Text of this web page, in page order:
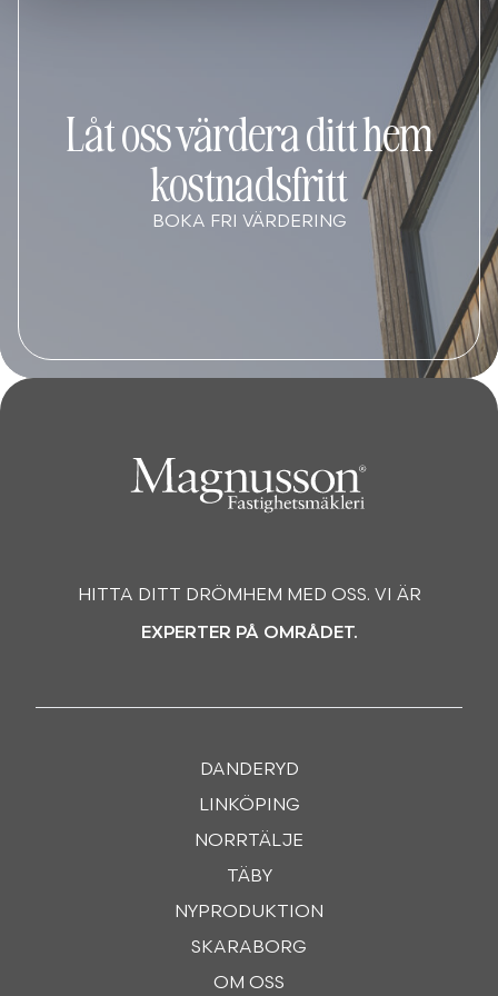
Låt oss värdera ditt hem
kostnadsfritt
BOKA FRI VÄRDERING
HITTA DITT DRÖMHEM MED OSS. VI ÄR
EXPERTER PÅ OMRÅDET.
DANDERYD
LINKÖPING
NORRTÄLJE
TÄBY
NYPRODUKTION
SKARABORG
OM OSS